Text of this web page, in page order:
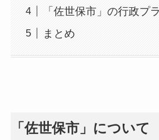
「佐世保市」の行政プ
まとめ
「佐世保市」について